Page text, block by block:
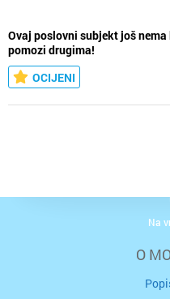
Ovaj poslovni subjekt još
pomozi drugima!
OCIJENI
O
Na